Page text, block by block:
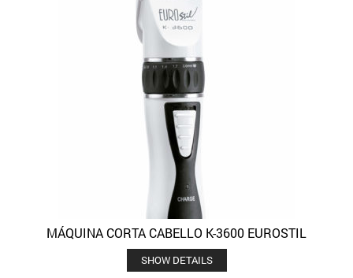
MÁQUINA CORTA CABELLO K-3600 EUROSTIL
SHOW DETAILS